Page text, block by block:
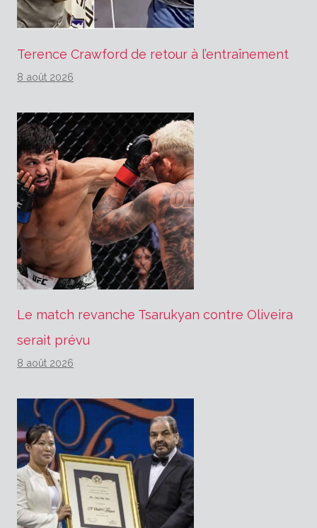
Terence Crawford de retour à l’entraînement
8 août 2026
Le match revanche Tsarukyan contre Oliveira
serait prévu
8 août 2026